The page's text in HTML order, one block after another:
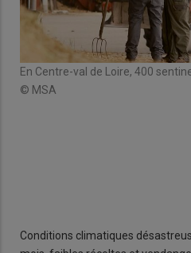
En Centre-val de Loire, 400
© MSA
Conditions climatiques